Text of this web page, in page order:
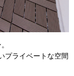
プライベートな空間